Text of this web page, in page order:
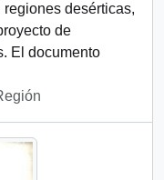
desérticas,
de
El documento